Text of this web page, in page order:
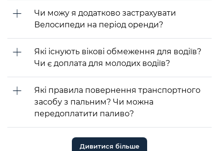
Чи можу я додатково застрахувати
Велосипеди на період оренди?
Які існують вікові обмеження для водіїв?
Чи є доплата для молодих водіїв?
Які правила повернення транспортного
засобу з пальним? Чи можна
передоплатити паливо?
Дивитися більше